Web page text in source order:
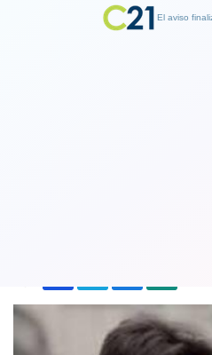
El aviso